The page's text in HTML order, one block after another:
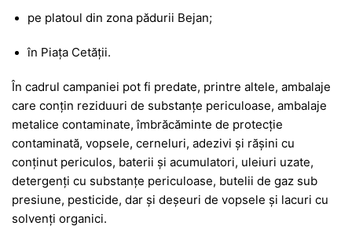
pe platoul din zona pădurii Bejan;
în Piața Cetății.
În cadrul campaniei pot fi predate, printre altele, ambalaje
care conțin reziduuri de substanțe periculoase, ambalaje
metalice contaminate, îmbrăcăminte de protecție
contaminată, vopsele, cerneluri, adezivi și rășini cu
conținut periculos, baterii și acumulatori, uleiuri uzate,
detergenți cu substanțe periculoase, butelii de gaz sub
presiune, pesticide, dar și deșeuri de vopsele și lacuri cu
solvenți organici.